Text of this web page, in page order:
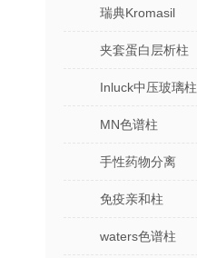
瑞典Kromasil
夹套蛋白层析柱
Inluck中压玻璃柱
MN色谱柱
手性药物分离
免疫亲和柱
waters色谱柱